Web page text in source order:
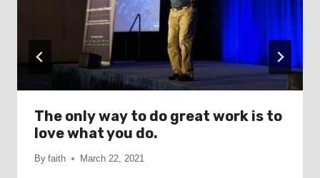
The only way to do great work is to
love what you do.
By faith March 22, 2021